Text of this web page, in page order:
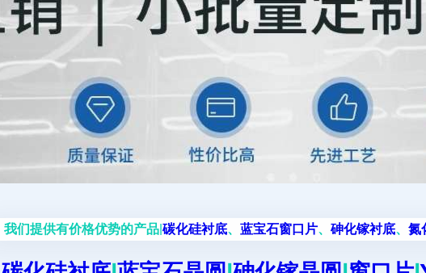
我们提供有价格优势的产品|碳化硅衬底、 蓝宝石窗口片、 砷化镓衬底、 氮